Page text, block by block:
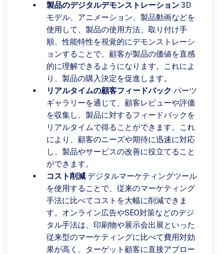
製品のデジタルデモンストレーション 3D
モデル、アニメーション、製品動画などを
使用して、製品の使用方法、取り付け手
順、性能特性を視覚的にデモンストレーシ
ョンすることで、顧客が製品の価値を直感
的に理解できるようになります。これによ
り、製品の購入決定を促進します。
リアルタイムの顧客フィードバック パーツ
ギャラリーを通じて、顧客レビューや評価
を収集し、製品に対するフィードバックを
リアルタイムで得ることができます。これ
により、顧客のニーズや期待に迅速に対応
し、製品やサービスの改善に役立てること
ができます。
コスト削減 デジタルマーケティングツール
を使用することで、従来のマーケティング
手法に比べてコストを大幅に削減できま
す。オンライン広告やSEO対策などのデジ
タル手法は、印刷物や展示会出展といった
従来型のマーケティングに比べて費用対効
果が高く、ターゲット顧客に直接アプロー